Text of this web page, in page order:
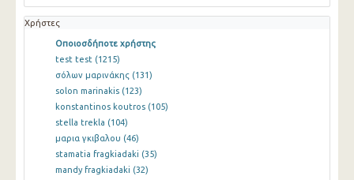
Χρήστες
Οποιοσδήποτε χρήστης
test test (1215)
σόλων μαρινάκης (131)
solon marinakis (123)
konstantinos koutros (105)
stella trekla (104)
μαρια γκιβαλου (46)
stamatia fragkiadaki (35)
mandy fragkiadaki (32)